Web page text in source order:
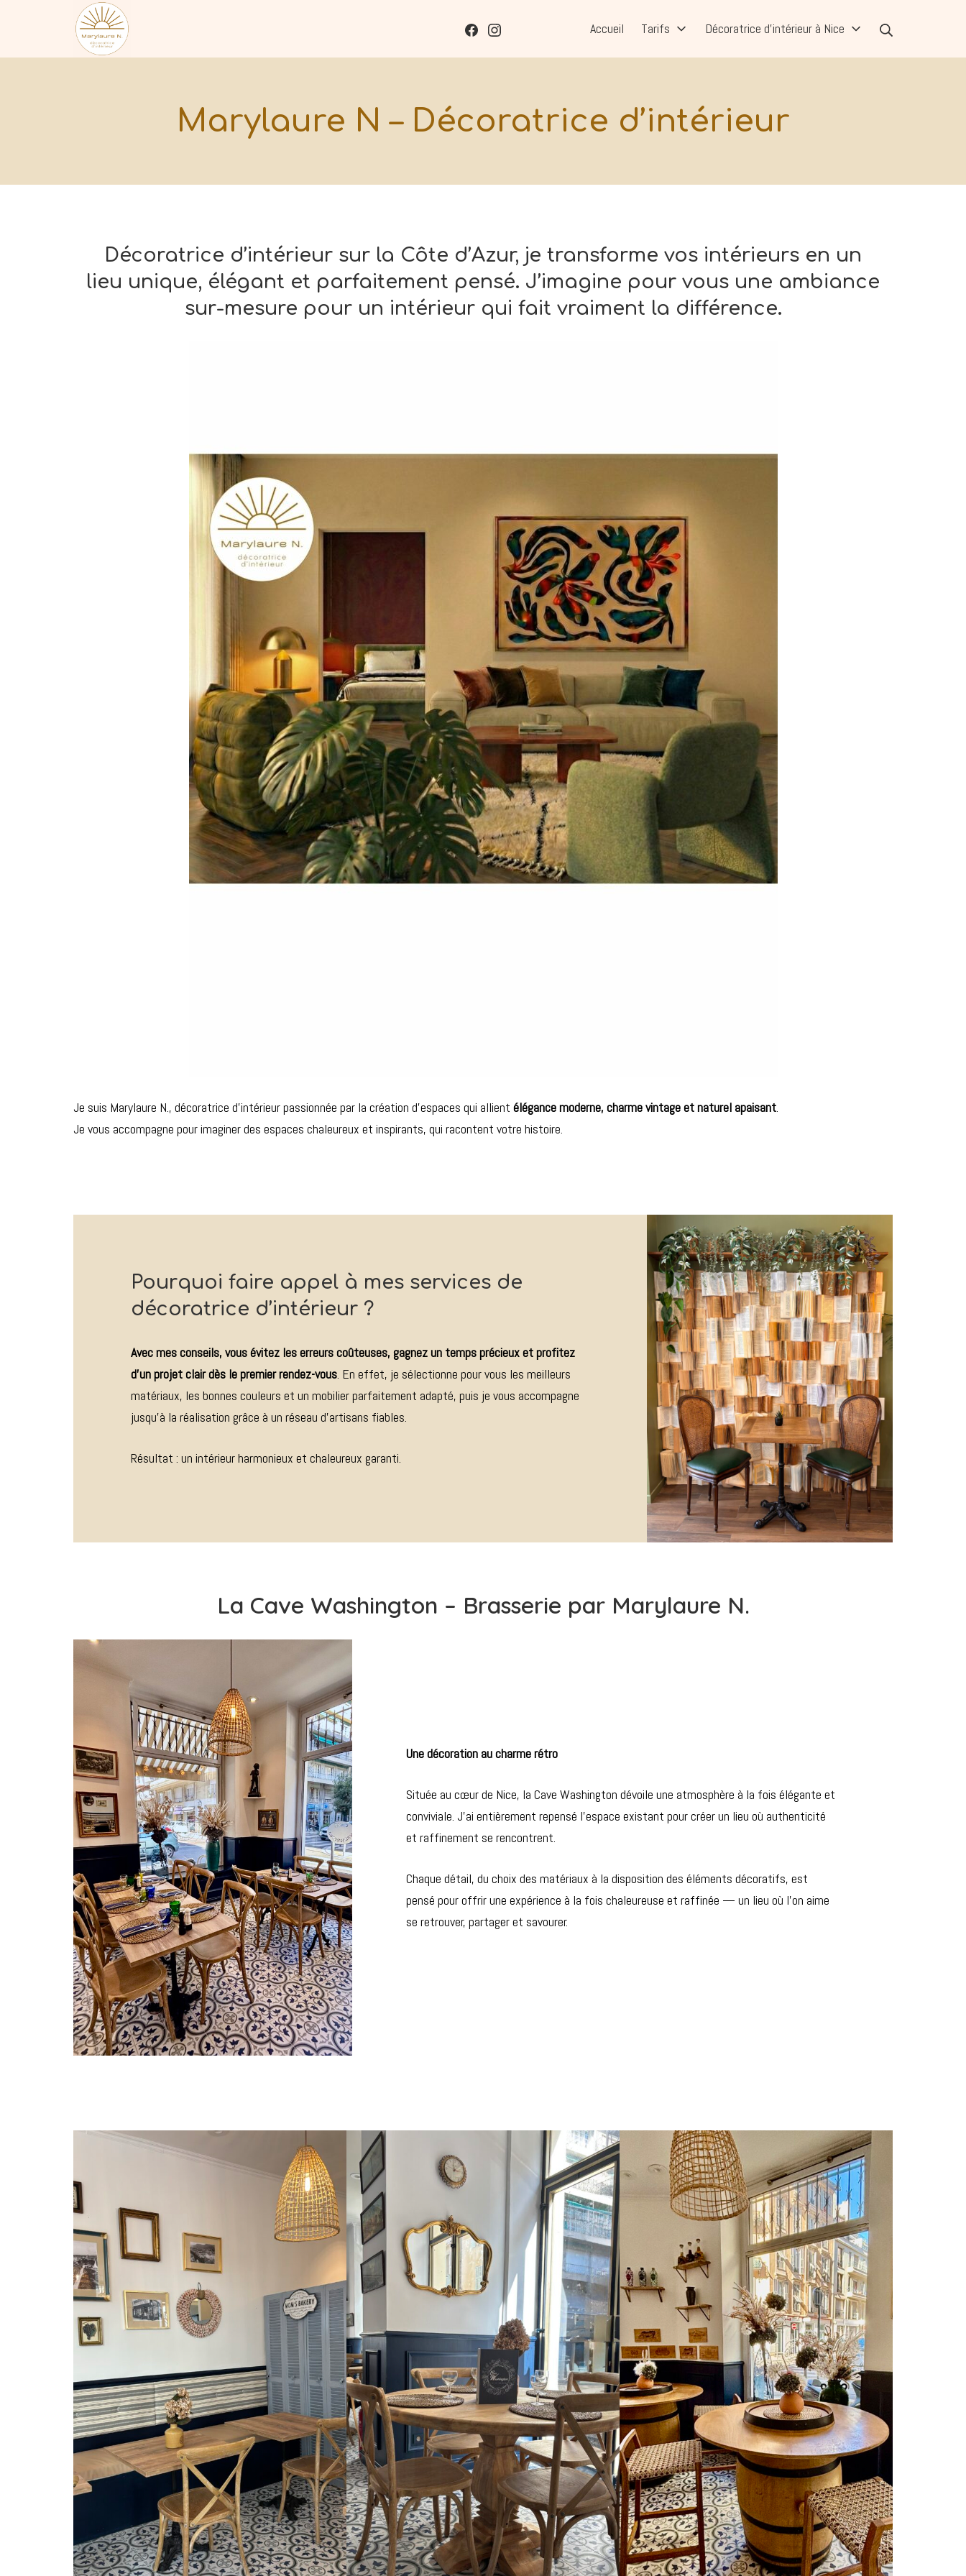
FacebookInstagram Accueil Tarifs Décoratrice d’intérieur à Nice
Marylaure N – Décoratrice d’intérieur
Décoratrice d’intérieur sur la Côte d’Azur, je transforme vos intérieurs en un
lieu unique, élégant et parfaitement pensé. J’imagine pour vous une ambiance
sur-mesure pour un intérieur qui fait vraiment la différence.
Je suis Marylaure N., décoratrice d’intérieur passionnée par la création d’espaces qui allient élégance moderne, charme vintage et naturel apaisant.
Je vous accompagne pour imaginer des espaces chaleureux et inspirants, qui racontent votre histoire.
Pourquoi faire appel à mes services de
décoratrice d’intérieur ?
Avec mes conseils, vous évitez les erreurs coûteuses, gagnez un temps précieux et profitez
d’un projet clair dès le premier rendez-vous. En effet, je sélectionne pour vous les meilleurs
matériaux, les bonnes couleurs et un mobilier parfaitement adapté, puis je vous accompagne
jusqu’à la réalisation grâce à un réseau d’artisans fiables.
Résultat : un intérieur harmonieux et chaleureux garanti.
La Cave Washington – Brasserie par Marylaure N.
Une décoration au charme rétro
Située au cœur de Nice, la Cave Washington dévoile une atmosphère à la fois élégante et
conviviale. J’ai entièrement repensé l’espace existant pour créer un lieu où authenticité
et raffinement se rencontrent.
Chaque détail, du choix des matériaux à la disposition des éléments décoratifs, est
pensé pour offrir une expérience à la fois chaleureuse et raffinée — un lieu où l’on aime
se retrouver, partager et savourer.